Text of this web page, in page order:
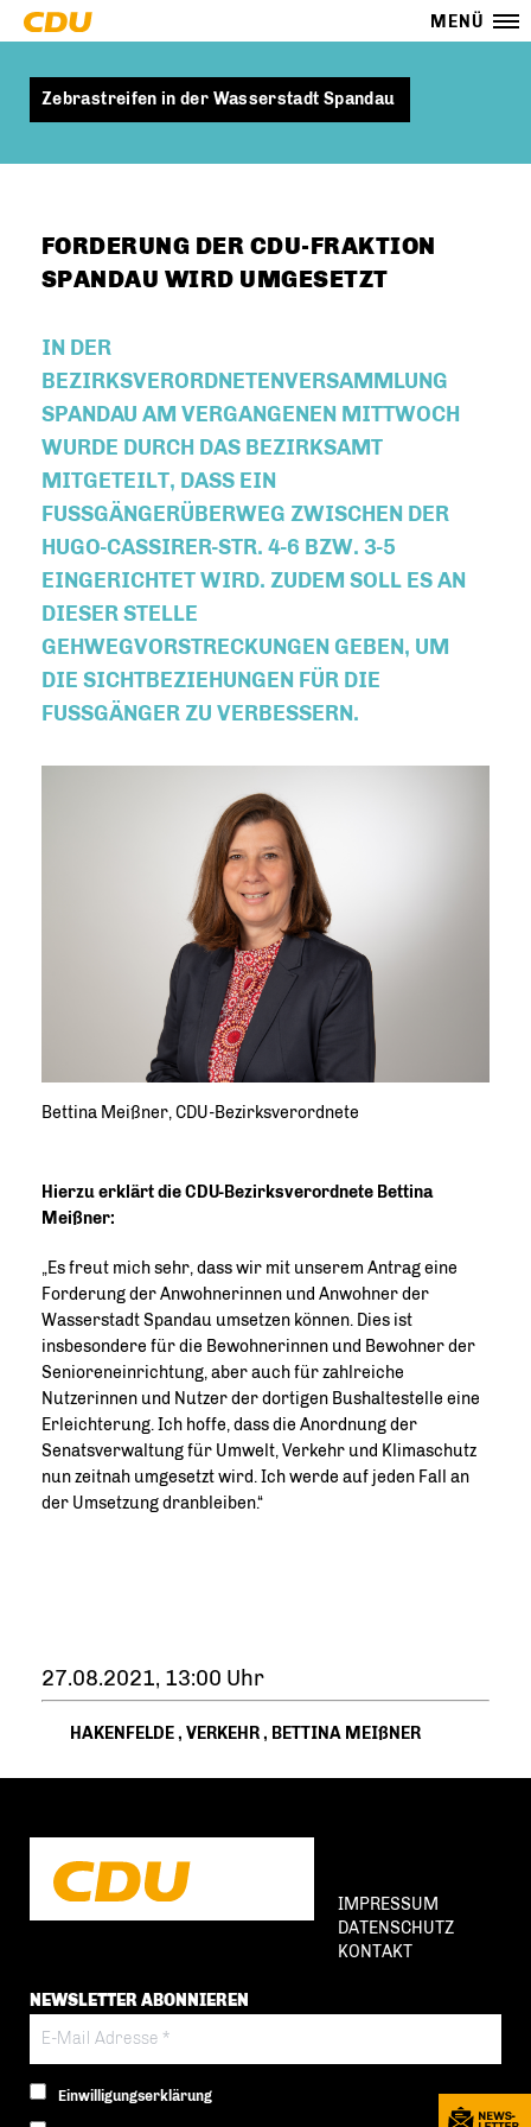
MENÜ
Zebrastreifen in der Wasserstadt Spandau
FORDERUNG DER CDU-FRAKTION
SPANDAU WIRD UMGESETZT
IN DER
BEZIRKSVERORDNETENVERSAMMLUNG
SPANDAU AM VERGANGENEN MITTWOCH
WURDE DURCH DAS BEZIRKSAMT
MITGETEILT, DASS EIN
FUSSGÄNGERÜBERWEG ZWISCHEN DER H
UGO-CASSIRER-STR. 4-6 BZW. 3-5 E
INGERICHTET WIRD. ZUDEM SOLL ES AN D
IESER STELLE G
EHWEGVORSTRECKUNGEN GEBEN, UM D
IE SICHTBEZIEHUNGEN FÜR DIE F
USSGÄNGER ZU VERBESSERN.
Bettina Meißner, CDU-Bezirksverordnete
Hierzu erklärt die CDU-Bezirksverordnete Bettina
Meißner:
Es freut mich sehr, dass wir mit unserem Antrag eine
Forderung der Anwohnerinnen und Anwohner der
Wasserstadt Spandau umsetzen können. Dies ist
insbesondere für die Bewohnerinnen und Bewohner der
Senioreneinrichtung, aber auch für zahlreiche
Nutzerinnen und Nutzer der dortigen Bushaltestelle eine
Erleichterung. Ich hoffe, dass die Anordnung der
Senatsverwaltung für Umwelt, Verkehr und Klimaschutz
nun zeitnah umgesetzt wird. Ich werde auf jeden Fall an
der Umsetzung dranbleiben.“
27.08.2021, 13:00 Uhr
HAKENFELDE, VERKEHR, BETTINA MEIßNER
IMPRESSUM
DATENSCHUTZ
KONTAKT
NEWSLETTER ABONNIEREN
Einwilligungserklärung